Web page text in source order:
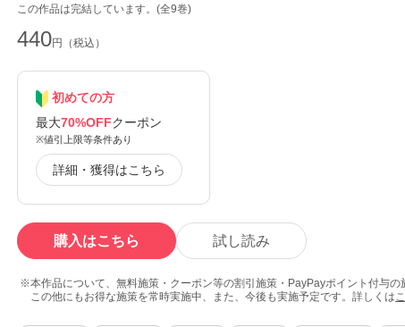
この作品は完結しています。(全9巻)
440円（税込）
初めての方
最大70%OFFクーポン
※値引上限等条件あり
詳細・獲得はこちら
購入はこちら 試し読み
本作品について、無料施策・クーポン等の割引施策・PayPayポイント付与
この他にもお得な施策を常時実施中、また、今後も実施予定です。詳しくは